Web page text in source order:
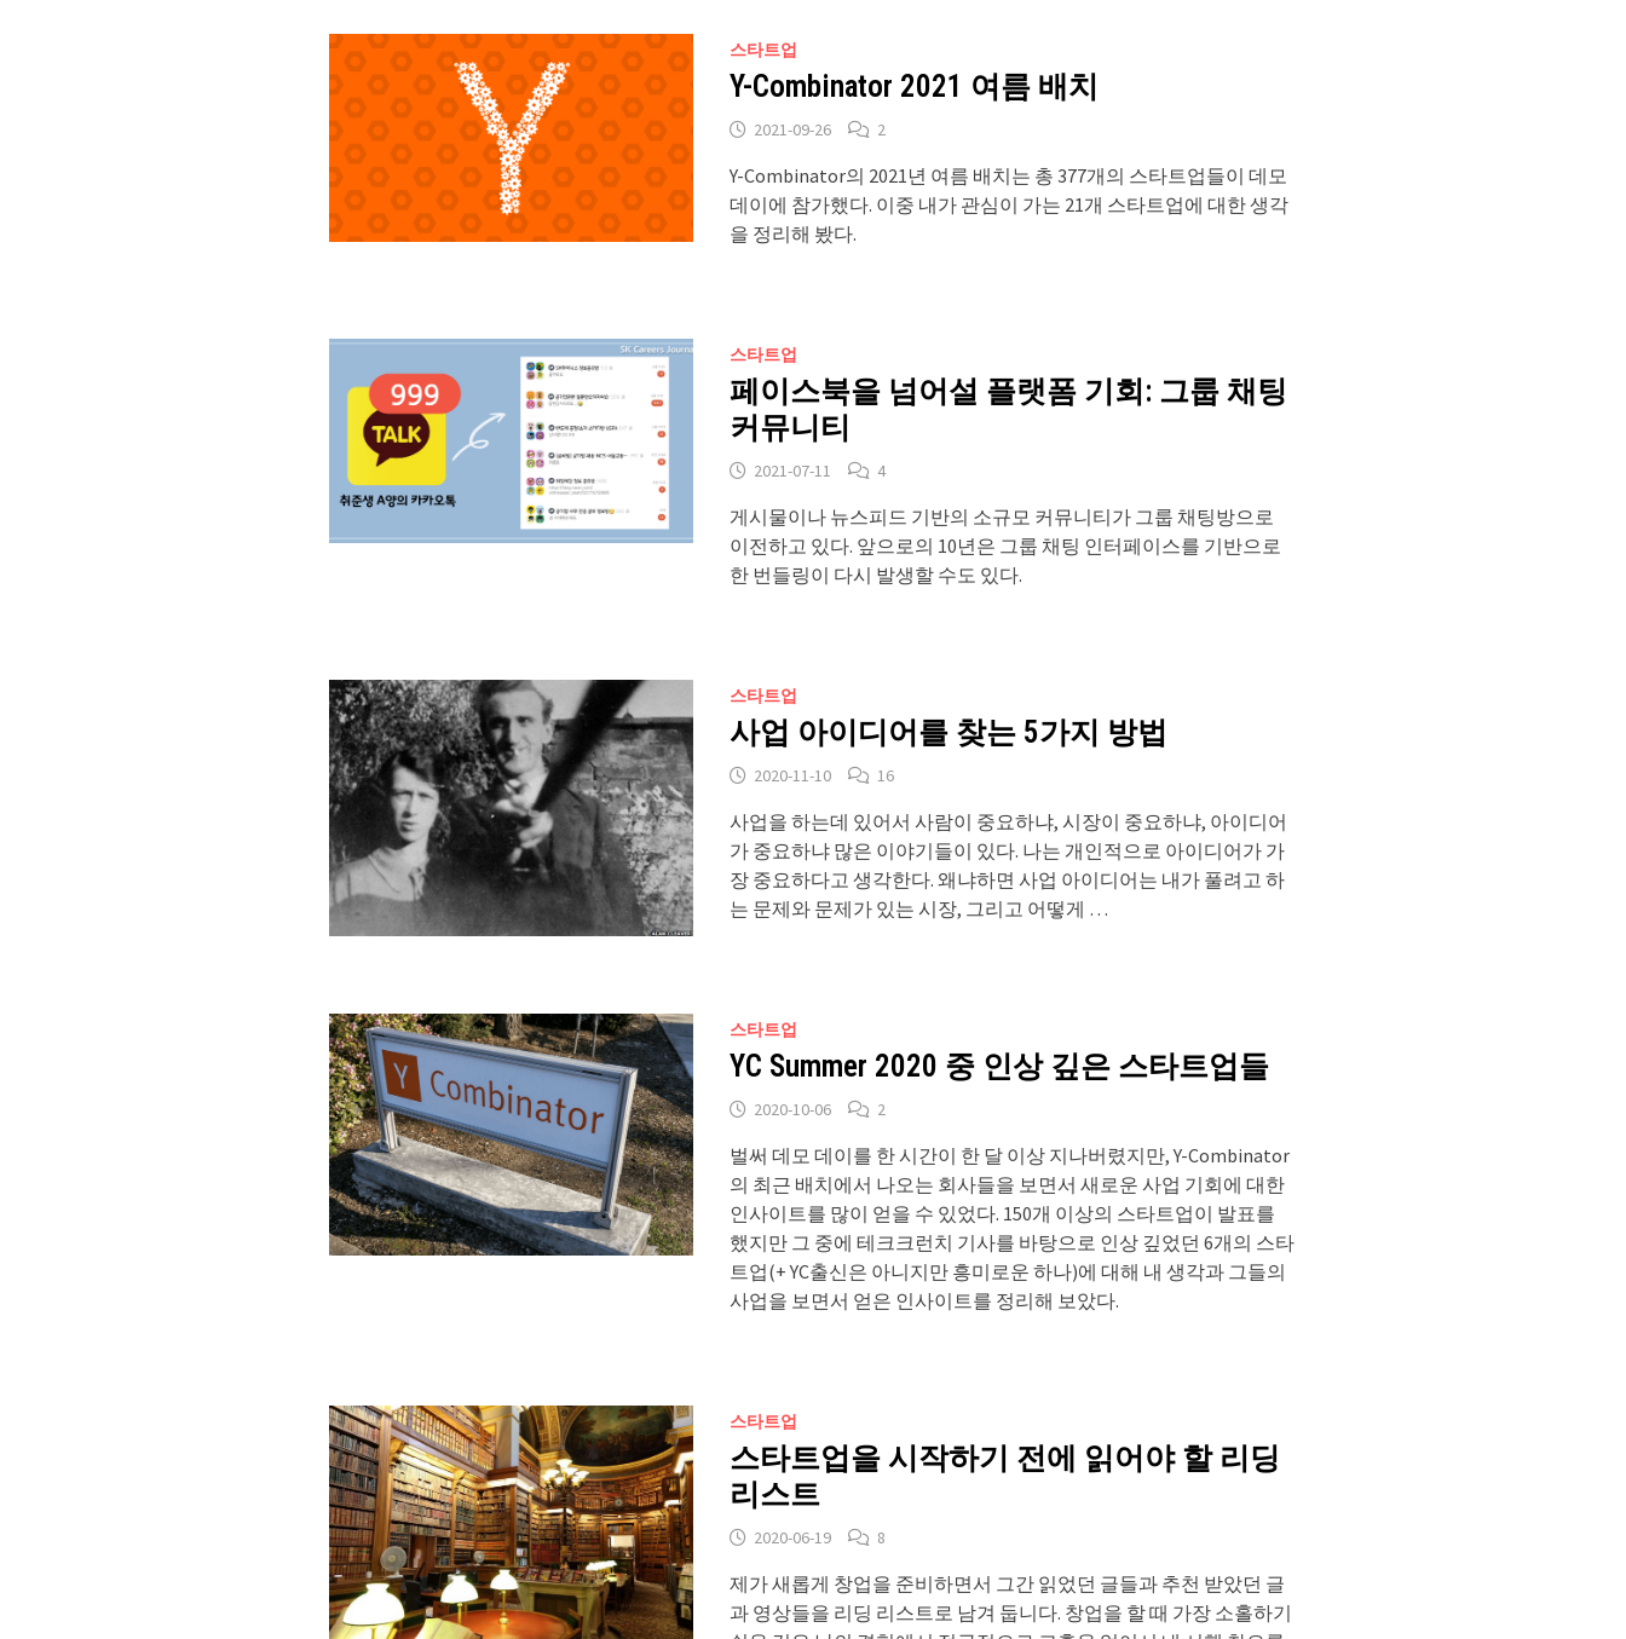
스타트업
Y-Combinator 2021 여름 배치
2021-09-26 2
Y-Combinator의 2021년 여름 배치는 총 377개의 스타트업들이 데모
데이에 참가했다. 이중 내가 관심이 가는 21개 스타트업에 대한 생각
을 정리해 봤다.
스타트업
페이스북을 넘어설 플랫폼 기회: 그룹 채팅
커뮤니티
2021-07-11 4
게시물이나 뉴스피드 기반의 소규모 커뮤니티가 그룹 채팅방으로
이전하고 있다. 앞으로의 10년은 그룹 채팅 인터페이스를 기반으로
한 번들링이 다시 발생할 수도 있다.
스타트업
사업 아이디어를 찾는 5가지 방법
2020-11-10 16
사업을 하는데 있어서 사람이 중요하냐, 시장이 중요하냐, 아이디어
가 중요하냐 많은 이야기들이 있다. 나는 개인적으로 아이디어가 가
장 중요하다고 생각한다. 왜냐하면 사업 아이디어는 내가 풀려고 하
는 문제와 문제가 있는 시장, 그리고 어떻게 …
스타트업
YC Summer 2020 중 인상 깊은 스타트업들
2020-10-06 2
벌써 데모 데이를 한 시간이 한 달 이상 지나버렸지만, Y-Combinator
의 최근 배치에서 나오는 회사들을 보면서 새로운 사업 기회에 대한
인사이트를 많이 얻을 수 있었다. 150개 이상의 스타트업이 발표를
했지만 그 중에 테크크런치 기사를 바탕으로 인상 깊었던 6개의 스타
트업(+ YC출신은 아니지만 흥미로운 하나)에 대해 내 생각과 그들의
사업을 보면서 얻은 인사이트를 정리해 보았다.
스타트업
스타트업을 시작하기 전에 읽어야 할 리딩
리스트
2020-06-19 8
제가 새롭게 창업을 준비하면서 그간 읽었던 글들과 추천 받았던 글
과 영상들을 리딩 리스트로 남겨 둡니다. 창업을 할 때 가장 소홀하기